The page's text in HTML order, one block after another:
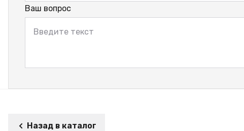
Ваш вопрос
Назад в каталог